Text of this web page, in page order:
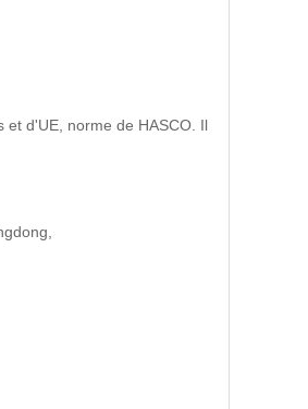
d'UE, norme de HASCO. Il